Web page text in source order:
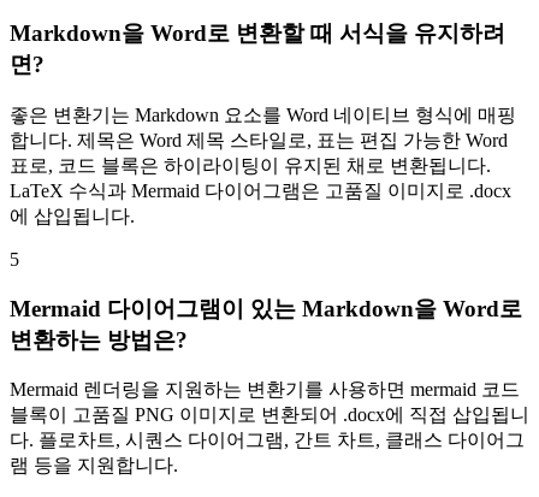
Markdown을 Word로 변환할 때 서식을 유지하려
면?
좋은 변환기는 Markdown 요소를 Word 네이티브 형식에 매핑
합니다. 제목은 Word 제목 스타일로, 표는 편집 가능한 Word
표로, 코드 블록은 하이라이팅이 유지된 채로 변환됩니다.
LaTeX 수식과 Mermaid 다이어그램은 고품질 이미지로 .docx
에 삽입됩니다.
5
Mermaid 다이어그램이 있는 Markdown을 Word로
변환하는 방법은?
Mermaid 렌더링을 지원하는 변환기를 사용하면 mermaid 코드
블록이 고품질 PNG 이미지로 변환되어 .docx에 직접 삽입됩니
다. 플로차트, 시퀀스 다이어그램, 간트 차트, 클래스 다이어그
램 등을 지원합니다.